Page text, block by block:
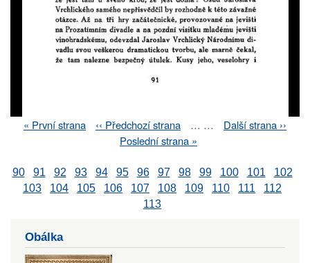
First
« První strana
Previous
‹‹ Předchozí strana … …
Next
Další strana ››
Last
Poslední strana »
90 91 92 93 94 95 96 97 98 99 100 101
102
103
104 105 106 107 108 109 110 111
112
113
Obálka